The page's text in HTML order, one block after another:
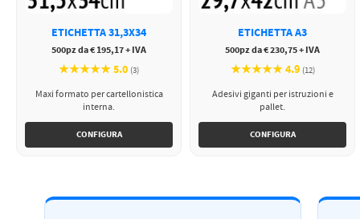
ETICHETTA 31,3X34
500pz da € 195,17 + IVA
★★★★★ 5.0 (3)
Maxi formato per cartellonistica
interna.
CONFIGURA
ETICHETTA A3
500pz da € 230,75 + IVA
★★★★★ 4.9 (12)
Adesivi giganti per istruzioni e
pallet.
CONFIGURA